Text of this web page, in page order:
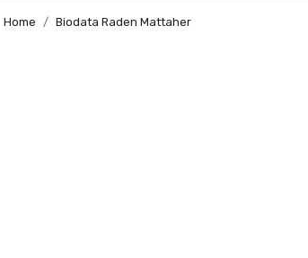
Home Biodata Raden Mattaher